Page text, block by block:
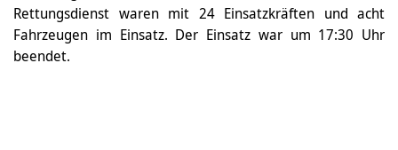
Rettungsdienst waren mit 24 Einsatzkräften und acht
Fahrzeugen im Einsatz. Der Einsatz war um 17:30 Uhr
beendet.